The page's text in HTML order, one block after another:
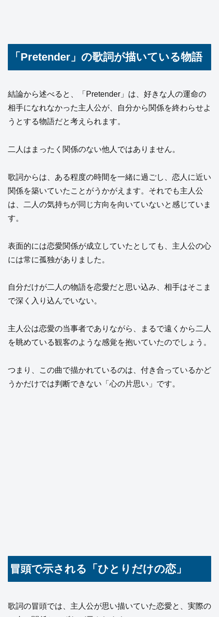
「Pretender」の歌詞が描いている物語
結論から述べると、「Pretender」は、好きな人の運命の
相手になれなかった主人公が、自分から関係を終わらせよ
うとする物語だと考えられます。
二人はまったく関係のない他人ではありません。
歌詞からは、ある程度の時間を一緒に過ごし、恋人に近い
関係を築いていたことがうかがえます。それでも主人公
は、二人の気持ちが同じ方向を向いていないと感じていま
す。
表面的には恋愛関係が成立していたとしても、主人公の心
には常に孤独がありました。
自分だけが二人の物語を恋愛だと思い込み、相手はそこま
で深く入り込んでいない。
主人公は恋愛の当事者でありながら、まるで遠くから二人
を眺めている観客のような感覚を抱いていたのでしょう。
つまり、この曲で描かれているのは、付き合っているかど
うかだけでは判断できない「心の片思い」です。
冒頭で示される「ひとりだけの恋」
歌詞の冒頭では、主人公が思い描いていた恋愛と、実際の